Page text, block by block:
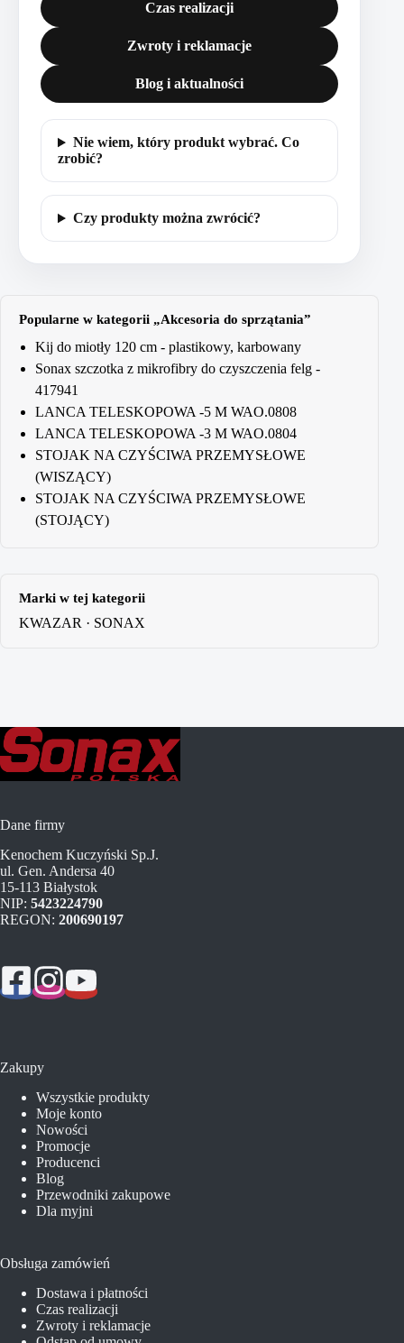
Czas realizacji
Zwroty i reklamacje
Blog i aktualności
Nie wiem, który produkt wybrać. Co
zrobić?
Czy produkty można zwrócić?
Popularne w kategorii „Akcesoria do sprzątania”
Kij do miotły 120 cm - plastikowy, karbowany
Sonax szczotka z mikrofibry do czyszczenia felg -
417941
LANCA TELESKOPOWA -5 M WAO.0808
LANCA TELESKOPOWA -3 M WAO.0804
STOJAK NA CZYŚCIWA PRZEMYSŁOWE
(WISZĄCY)
STOJAK NA CZYŚCIWA PRZEMYSŁOWE
(STOJĄCY)
Marki w tej kategorii
KWAZAR · SONAX
Dane firmy
Kenochem Kuczyński Sp.J.
ul. Gen. Andersa 40
15-113 Białystok
NIP: 5423224790
REGON: 200690197
Zakupy
Wszystkie produkty
Moje konto
Nowości
Promocje
Producenci
Blog
Przewodniki zakupowe
Dla myjni
Obsługa zamówień
Dostawa i płatności
Czas realizacji
Zwroty i reklamacje